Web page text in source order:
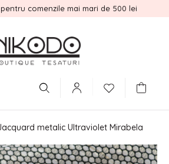
comenzile mai mari de 500 lei
metalic Ultraviolet Mirabela